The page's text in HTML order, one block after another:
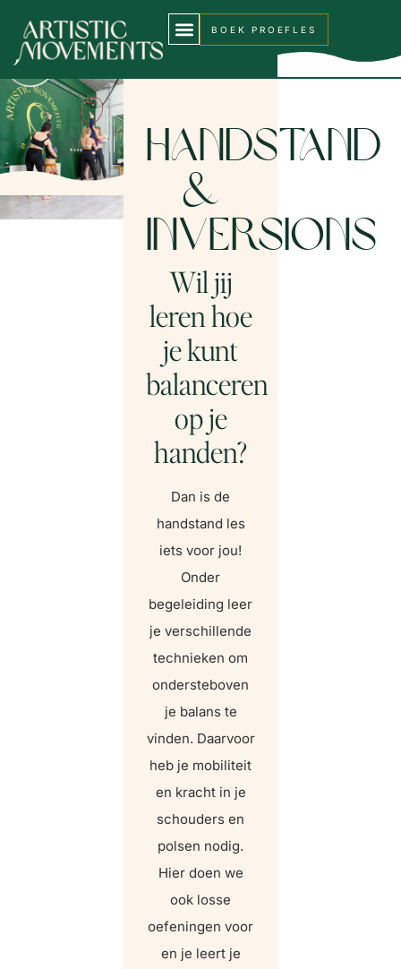
BOEK PROEFLES
Handstand
&
inversions
Wil jij
leren hoe
je kunt
balanceren
op je
handen?
Dan is de
handstand les
iets voor jou!
Onder
begeleiding leer
je verschillende
technieken om
ondersteboven
je balans te
vinden. Daarvoor
heb je mobiliteit
en kracht in je
schouders en
polsen nodig.
Hier doen we
ook losse
oefeningen voor
en je leert je